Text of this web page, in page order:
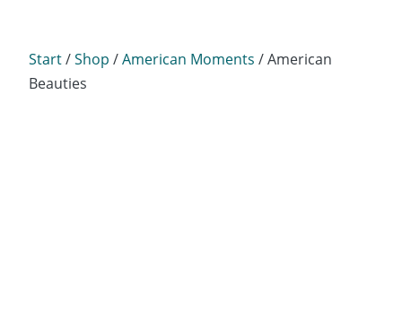
Start/Shop /American Moments / American
Beauties